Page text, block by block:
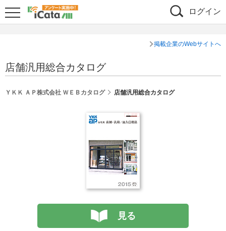
ログイン
掲載企業のWebサイトへ
店舗汎用総合カタログ
ＹＫＫ ＡＰ株式会社 ＷＥＢカタログ 店舗汎用総合カタログ
見る